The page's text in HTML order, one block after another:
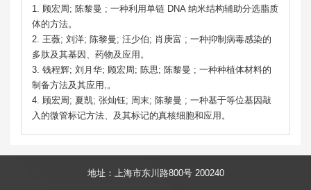
1. 顾宏周; 陈黎曼 ; 一种利用单链 DNA 纳米结构辅助分选脂质
体的方法。
2. 王薇; 刘洋; 陈黎曼; 汪少伯; 肖庚富 ; 一种抑制病毒感染的
多肽及其基因、药物及应用。
3. 钱程辉; 刘月华; 顾宏周; 陈思; 陈黎曼 ; 一种种植体材料的
制备方法及其应用,。
4. 顾宏周; 夏凯; 张灿钰; 周末; 陈黎曼 ; 一种基于等位基因敲
入的微管标记方法、及其标记的真核细胞和应用。
地址：上海市东川路800号 200240